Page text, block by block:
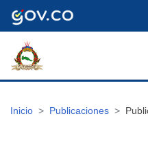
Inicio Publicaciones